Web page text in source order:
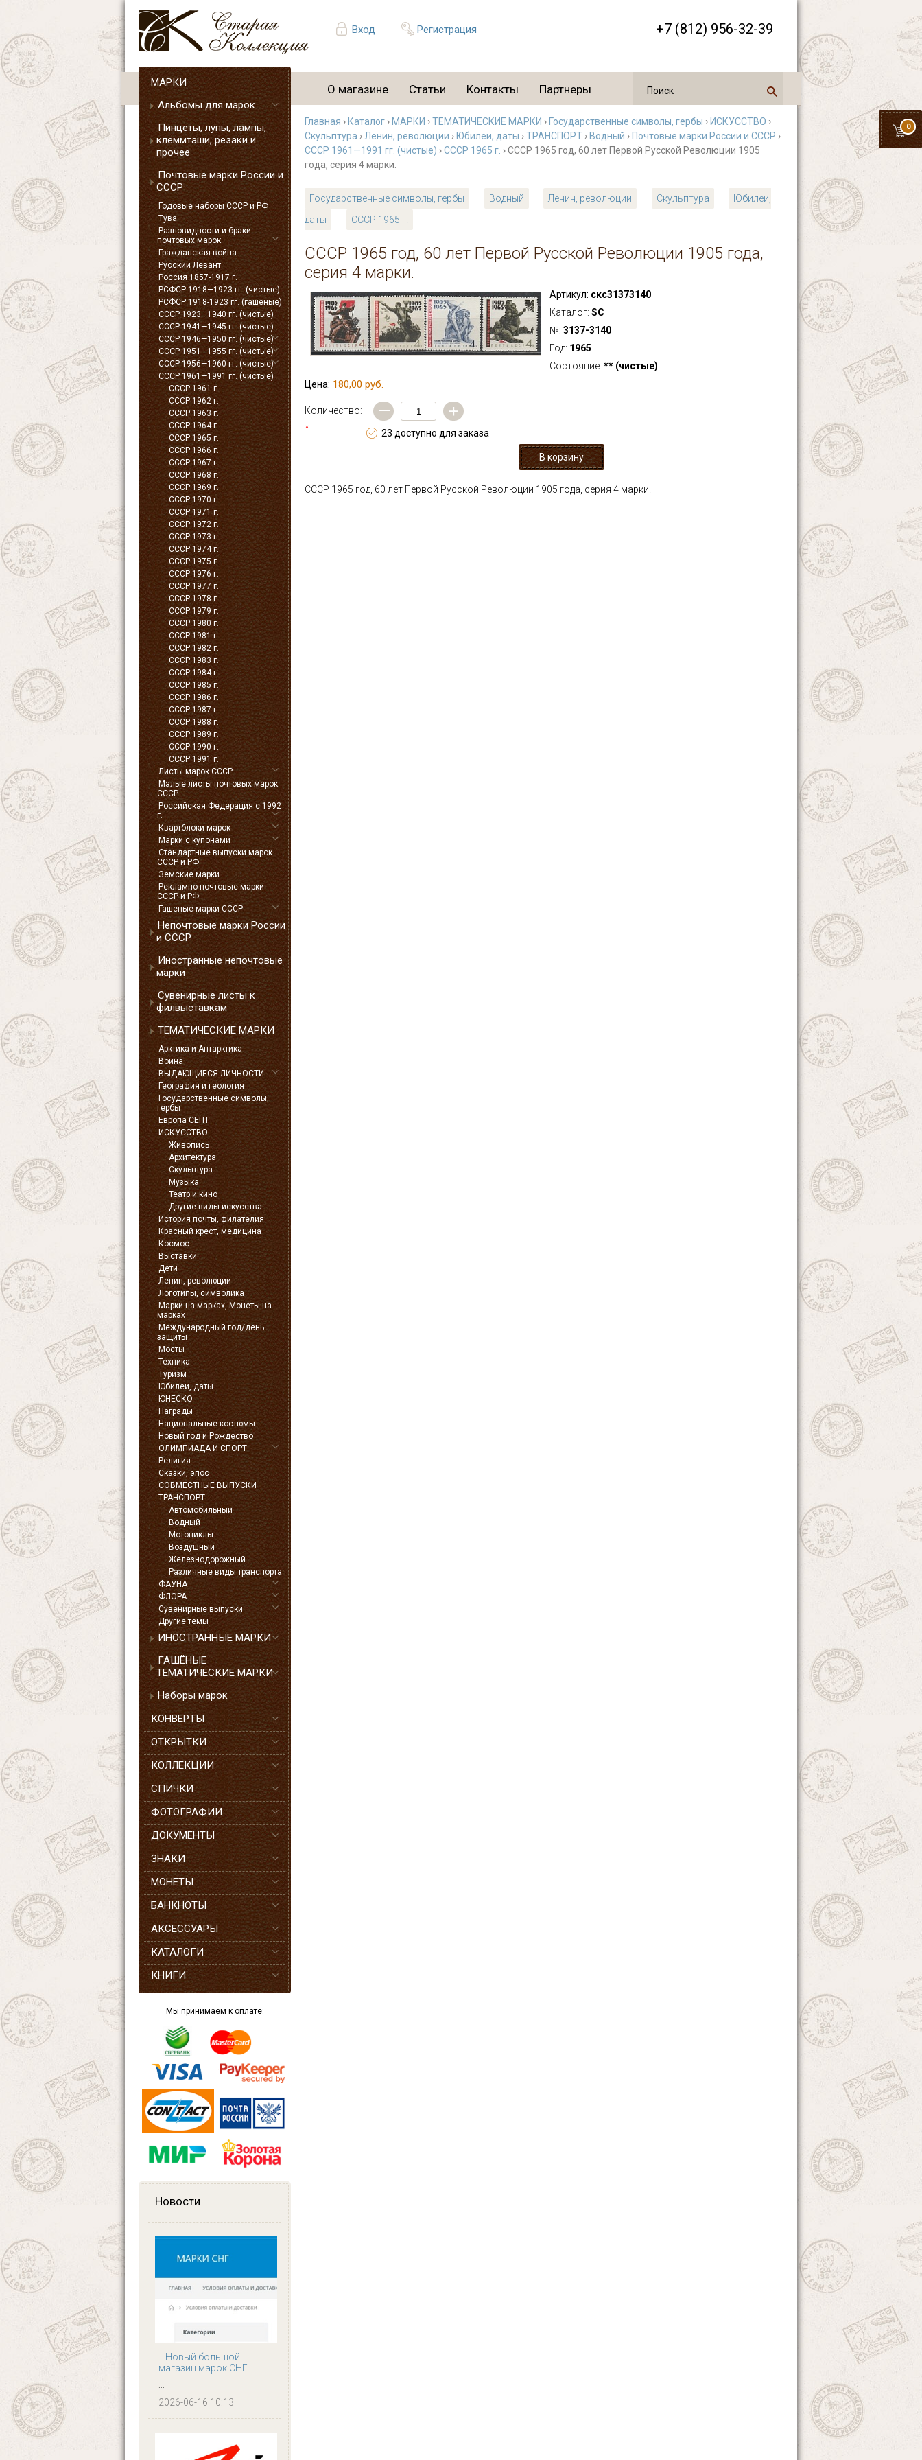
Вход Регистрация +7 (812) 956-32-39
0
О магазине Статьи Контакты Партнеры
МАРКИ
Альбомы для марок
Пинцеты, лупы, лампы,
клеммташи, резаки и
прочее
Почтовые марки России и
СССР
Годовые наборы СССР и РФ
Тува
Разновидности и браки
почтовых марок
Гражданская война
Русский Левант
Россия 1857-1917 г.
РСФСР 1918—1923 гг. (чистые)
РСФСР 1918-1923 гг. (гашеные)
СССР 1923—1940 гг. (чистые)
СССР 1941—1945 гг. (чистые)
СССР 1946—1950 гг. (чистые)
СССР 1951—1955 гг. (чистые)
СССР 1956—1960 гг. (чистые)
СССР 1961—1991 гг. (чистые)
СССР 1961 г.
СССР 1962 г.
СССР 1963 г.
СССР 1964 г.
СССР 1965 г.
СССР 1966 г.
СССР 1967 г.
СССР 1968 г.
СССР 1969 г.
СССР 1970 г.
СССР 1971 г.
СССР 1972 г.
СССР 1973 г.
СССР 1974 г.
СССР 1975 г.
СССР 1976 г.
СССР 1977 г.
СССР 1978 г.
СССР 1979 г.
СССР 1980 г.
СССР 1981 г.
СССР 1982 г.
СССР 1983 г.
СССР 1984 г.
СССР 1985 г.
СССР 1986 г.
СССР 1987 г.
СССР 1988 г.
СССР 1989 г.
СССР 1990 г.
СССР 1991 г.
Листы марок СССР
Малые листы почтовых марок
СССР
Российская Федерация с 1992
г.
Квартблоки марок
Марки с купонами
Стандартные выпуски марок
СССР и РФ
Земские марки
Рекламно-почтовые марки
СССР и РФ
Гашеные марки СССР
Непочтовые марки России
и СССР
Иностранные непочтовые
марки
Сувенирные листы к
филвыставкам
ТЕМАТИЧЕСКИЕ МАРКИ
Арктика и Антарктика
Война
ВЫДАЮЩИЕСЯ ЛИЧНОСТИ
География и геология
Государственные символы,
гербы
Европа СЕПТ
ИСКУССТВО
Живопись
Архитектура
Скульптура
Музыка
Театр и кино
Другие виды искусства
История почты, филателия
Красный крест, медицина
Космос
Выставки
Дети
Ленин, революции
Логотипы, символика
Марки на марках, Монеты на
марках
Международный год/день
защиты
Мосты
Техника
Туризм
Юбилеи, даты
ЮНЕСКО
Награды
Национальные костюмы
Новый год и Рождество
ОЛИМПИАДА И СПОРТ
Религия
Сказки, эпос
СОВМЕСТНЫЕ ВЫПУСКИ
ТРАНСПОРТ
Автомобильный
Водный
Мотоциклы
Воздушный
Железнодорожный
Различные виды транспорта
ФАУНА
ФЛОРА
Сувенирные выпуски
Другие темы
ИНОСТРАННЫЕ МАРКИ
ГАШЁНЫЕ
ТЕМАТИЧЕСКИЕ МАРКИ
Наборы марок
КОНВЕРТЫ
ОТКРЫТКИ
КОЛЛЕКЦИИ
СПИЧКИ
ФОТОГРАФИИ
ДОКУМЕНТЫ
ЗНАКИ
МОНЕТЫ
БАНКНОТЫ
АКСЕССУАРЫ
КАТАЛОГИ
КНИГИ
Мы принимаем к оплате:
Новости
Новый большой
магазин марок СНГ
...
2026-06-16 10:13
Главная › Каталог › МАРКИ ›ТЕМАТИЧЕСКИЕ МАРКИ › Государственные символы, гербы › ИСКУССТВО ›
Скульптура › Ленин, революции › Юбилеи, даты ›ТРАНСПОРТ › Водный › Почтовые марки России и СССР ›
СССР 1961—1991 гг. (чистые) ›СССР 1965 г. › СССР 1965 год, 60 лет Первой Русской Революции 1905
года, серия 4 марки.
Государственные символы, гербы Водный Ленин, революции Скульптура
Юбилеи,
даты
СССР 1965 г.
СССР 1965 год, 60 лет Первой Русской Революции 1905 года,
серия 4 марки.
Артикул: скс31373140
Каталог: SC
№: 3137-3140
Год: 1965
Состояние: ** (чистые)
Цена: 180,00 руб.
Количество:
*
— +
23 доступно для заказа
СССР 1965 год, 60 лет Первой Русской Революции 1905 года, серия 4 марки.